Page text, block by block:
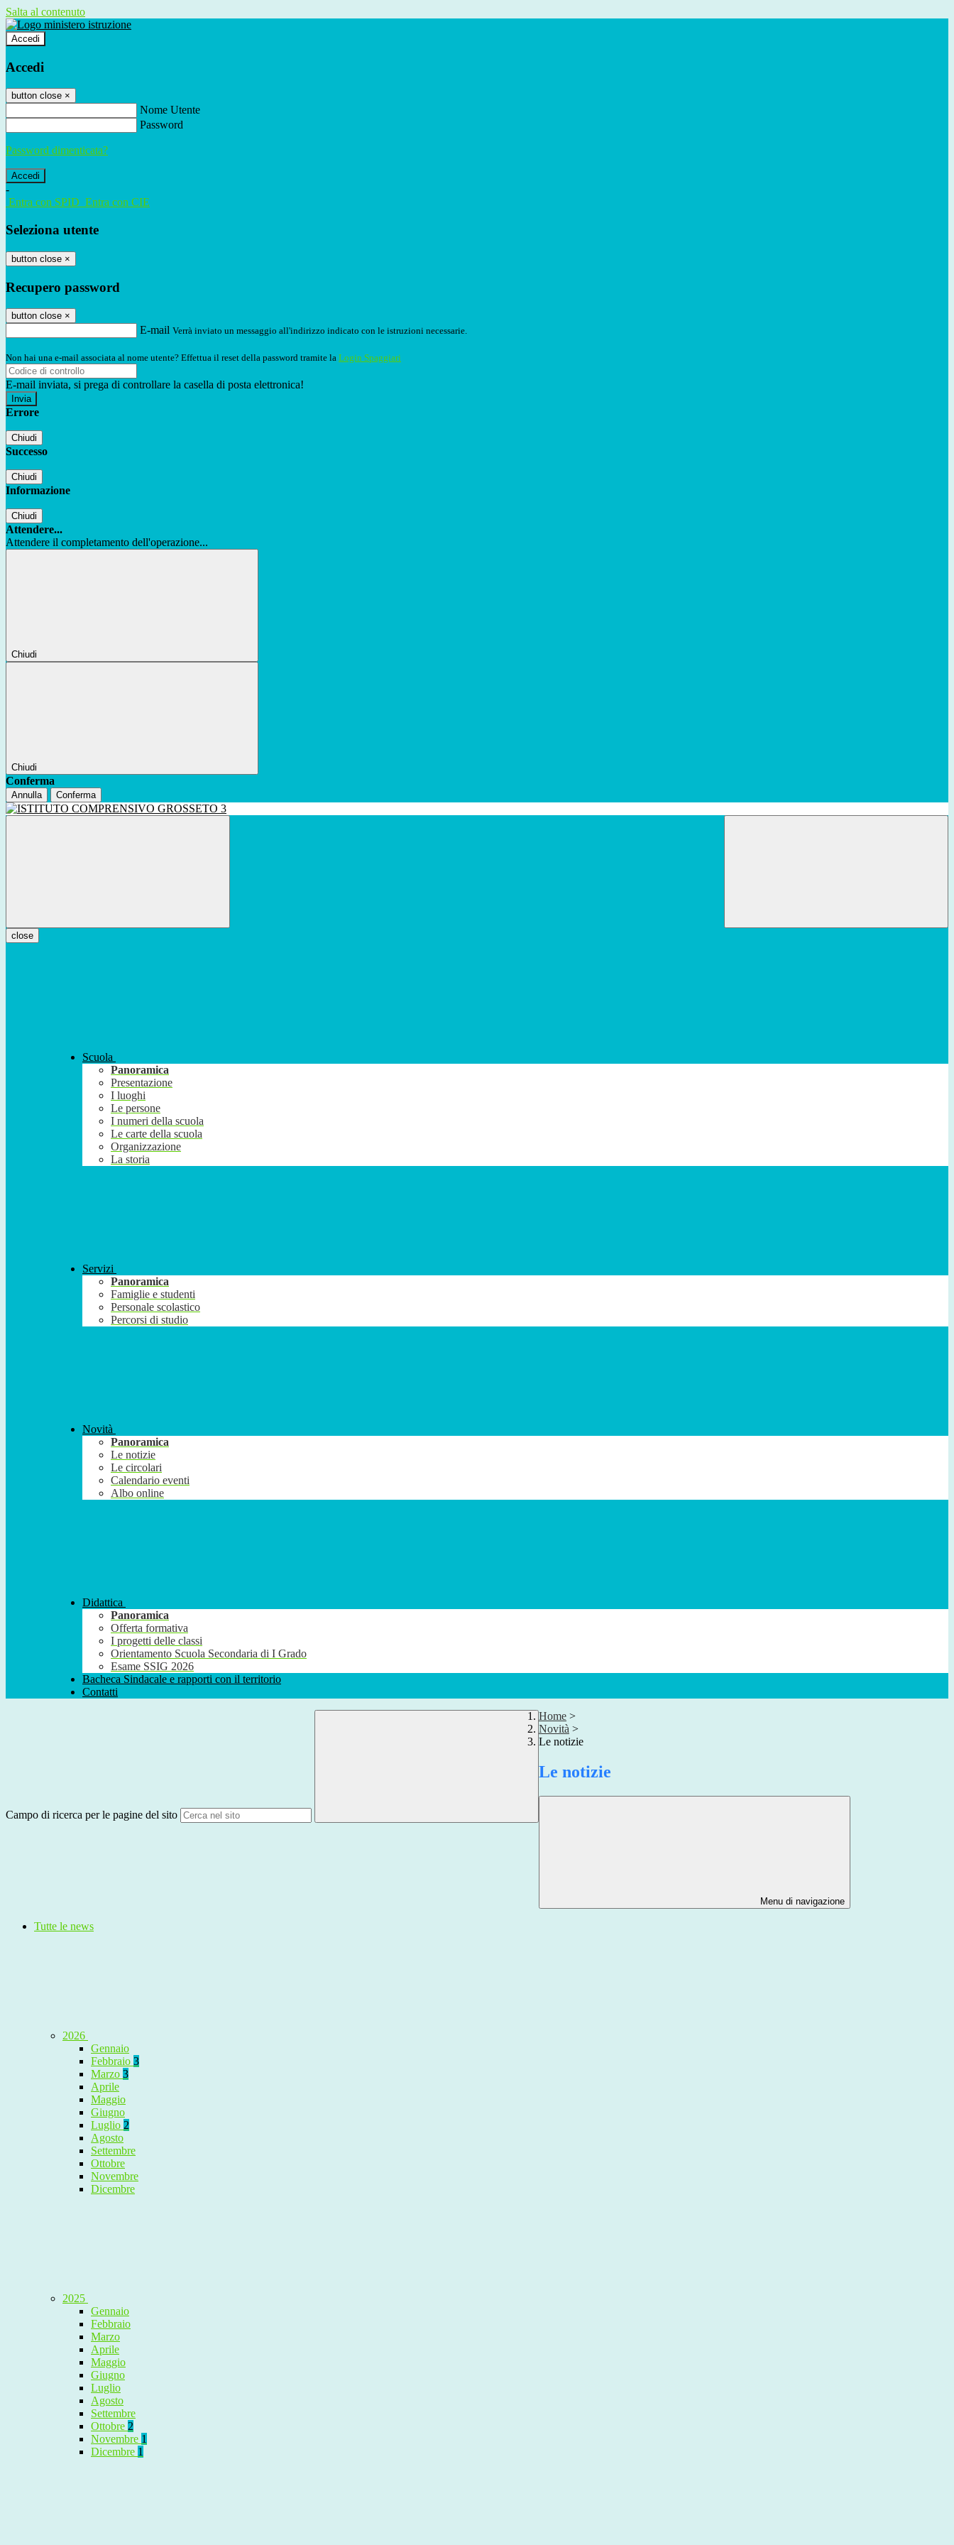
Salta al contenuto
Accedi
Accedi
button close ×
Nome Utente
Password
Password dimenticata?
-
Entra con SPID Entra con CIE
Seleziona utente
button close ×
Recupero password
button close ×
E-mail Verrà inviato un messaggio all'indirizzo indicato con le istruzioni necessarie.
Non hai una e-mail associata al nome utente? Effettua il reset della password tramite la Login Spaggiari
E-mail inviata, si prega di controllare la casella di posta elettronica!
Errore
Chiudi
Successo
Chiudi
Informazione
Chiudi
Attendere...
Attendere il completamento dell'operazione...
Chiudi
Chiudi
Conferma
Annulla Conferma
close
Scuola
Panoramica
Presentazione
I luoghi
Le persone
I numeri della scuola
Le carte della scuola
Organizzazione
La storia
Servizi
Panoramica
Famiglie e studenti
Personale scolastico
Percorsi di studio
Novità
Panoramica
Le notizie
Le circolari
Calendario eventi
Albo online
Didattica
Panoramica
Offerta formativa
I progetti delle classi
Orientamento Scuola Secondaria di I Grado
Esame SSIG 2026
Bacheca Sindacale e rapporti con il territorio
Contatti
Campo di ricerca per le pagine del sito
Home >
Novità >
Le notizie
Le notizie
Menu di navigazione
Tutte le news
2026
Gennaio
Febbraio 3
Marzo 3
Aprile
Maggio
Giugno
Luglio 2
Agosto
Settembre
Ottobre
Novembre
Dicembre
2025
Gennaio
Febbraio
Marzo
Aprile
Maggio
Giugno
Luglio
Agosto
Settembre
Ottobre 2
Novembre 1
Dicembre 1